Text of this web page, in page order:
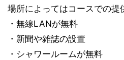
場所によってはコースでの提
・無線LANが無料
・新聞や雑誌の設置
・シャワールームが無料